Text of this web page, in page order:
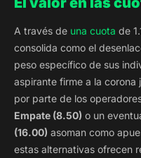
A través de una cuota de
consolida como el
peso específico de sus
aspirante firme a la
por parte de los
Empate (8.50) o un
(16.00) asoman como
estas alternativas ofrecen